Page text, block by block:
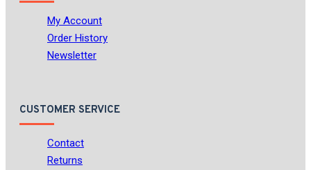
My Account
Order History
Newsletter
CUSTOMER SERVICE
Contact
Returns